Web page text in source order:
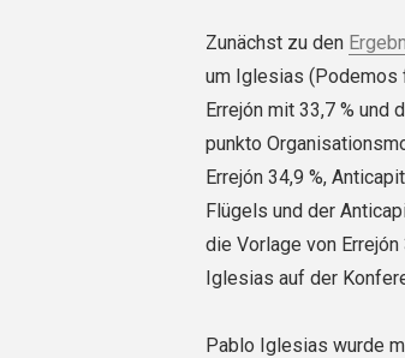
Zunächst zu den
um Iglesias (Podemos
Errejón mit 33,7 % und
punkto
Errejón 34,9 %,
Flügels und der
die Vorlage von
Iglesias auf der
Pablo Iglesias wurde